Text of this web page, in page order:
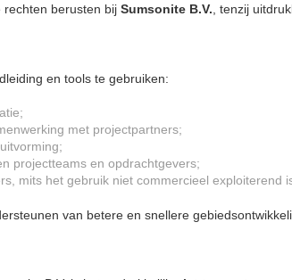
rechten berusten bij Sumsonite B.V. , tenzij
en tools te gebruiken:
met projectpartners;
projectteams en opdrachtgevers;
mits het gebruik niet commercieel exploiterend
van betere en snellere